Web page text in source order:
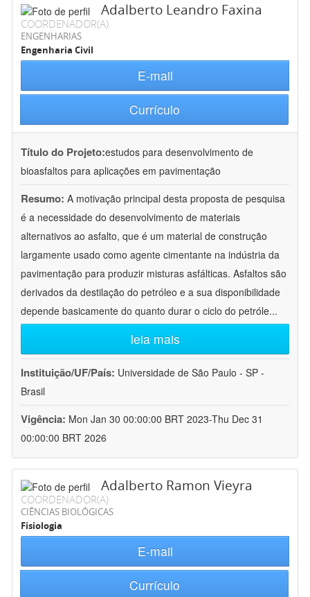
Adalberto Leandro Faxina
COORDENADOR(A)
ENGENHARIAS
Engenharia Civil
E-mail
Currículo
Título do Projeto:estudos para desenvolvimento de
bioasfaltos para aplicações em pavimentação
Resumo: A motivação principal desta proposta de pesquisa
é a necessidade do desenvolvimento de materiais
alternativos ao asfalto, que é um material de construção
largamente usado como agente cimentante na indústria da
pavimentação para produzir misturas asfálticas. Asfaltos são
derivados da destilação do petróleo e a sua disponibilidade
depende basicamente do quanto durar o ciclo do petróle...
leia mais
Instituição/UF/País: Universidade de São Paulo - SP -
Brasil
Vigência: Mon Jan 30 00:00:00 BRT 2023-Thu Dec 31
00:00:00 BRT 2026
Adalberto Ramon Vieyra
COORDENADOR(A)
CIÊNCIAS BIOLÓGICAS
Fisiologia
E-mail
Currículo